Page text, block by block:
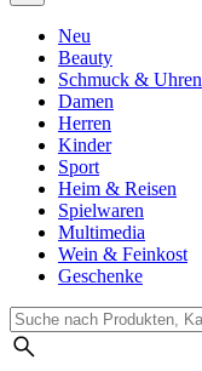
Neu
Beauty
Schmuck & Uhren
Damen
Herren
Kinder
Sport
Heim & Reisen
Spielwaren
Multimedia
Wein & Feinkost
Geschenke